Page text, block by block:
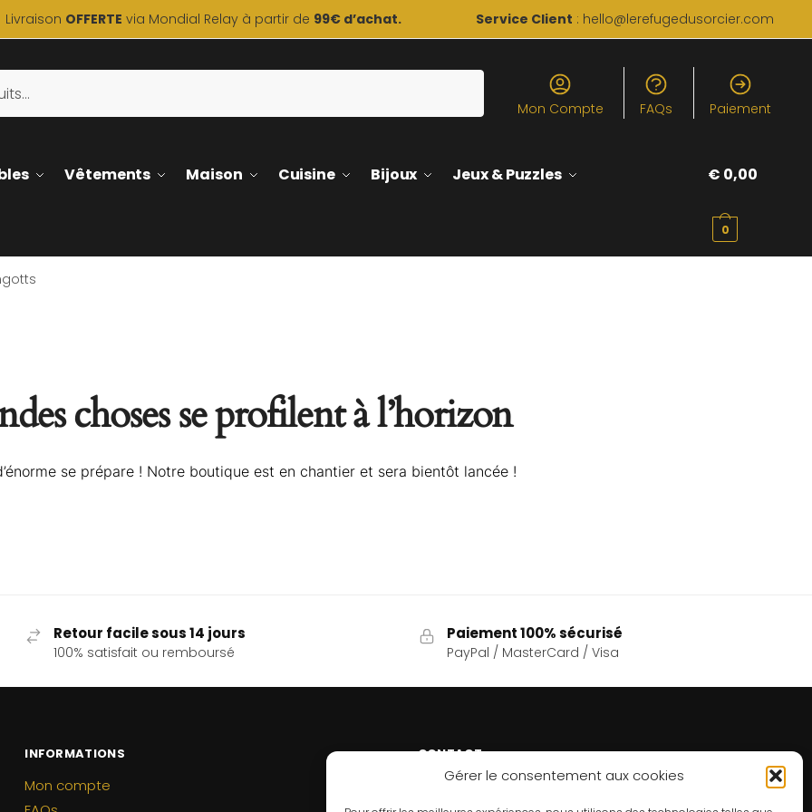
Gérer le consentement aux cookies
Livraison OFFERTE via Mondial Relay à partir de 99€ d’achat. Service Client : hello@lerefugedusorcier.com
Mon Compte FAQs Paiement
Vêtements Maison Cuisine Bijoux Jeux & Puzzles € 0,00
0
choses se profilent à l’horizon
se prépare ! Notre boutique est en chantier et sera bientôt lancée !
Retour facile sous 14 jours
100% satisfait ou remboursé
Paiement 100% sécurisé
PayPal / MasterCard / Visa
INFORMATIONS
Mon compte
CONTACT
Un problème ? Une question ? Le Refuge du Sorcier™
est à votre disposition 7j/7 et 24h/24.